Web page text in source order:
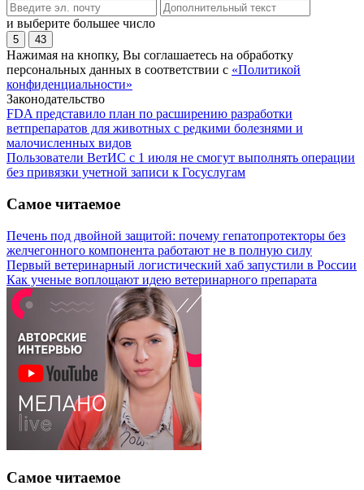
и выберите большее число
5 43
Нажимая на кнопку, Вы соглашаетесь на обработку
персональных данных в соответствии с «Политикой
конфиденциальности»
Законодательство
FDA представило план по расширению разработки
ветпрепаратов для животных с редкими болезнями и
малочисленных видов
Пользователи ВетИС с 1 июля не смогут выполнять операции
без привязки учетной записи к Госуслугам
Самое читаемое
Печень под двойной защитой: почему гепатопротекторы без
желчегонного компонента работают не в полную силу
Первый ветеринарный логистический хаб запустили в России
Как ученые воплощают идею ветеринарного препарата
Самое читаемое